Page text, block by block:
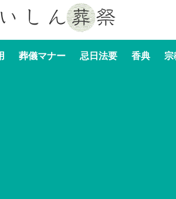
葬儀マナー 忌日法要 香典 宗